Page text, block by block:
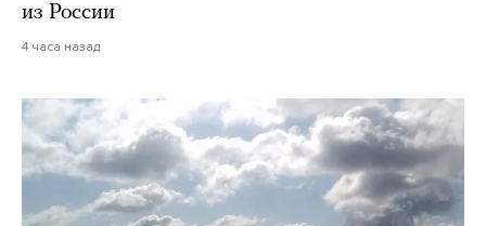
из России
4 часа назад